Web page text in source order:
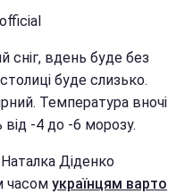
сніг, вдень буде без
буде слизько.
Температура вночі
від -4 до -6 морозу.
Діденко
часом українцям варто